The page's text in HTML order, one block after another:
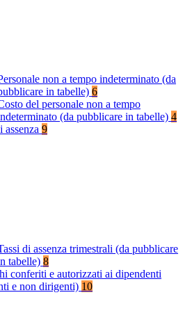
non a tempo indeterminato (da
in tabelle) 6
del personale non a tempo
(da pubblicare in tabelle) 4
assenza 9
di assenza trimestrali (da pubblicare
tabelle) 8
conferiti e autorizzati ai dipendenti
e non dirigenti) 10